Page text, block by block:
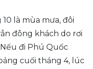
là mùa mưa, đôi
đông khách do rơi
đi Phú Quốc
cuối tháng 4, lúc